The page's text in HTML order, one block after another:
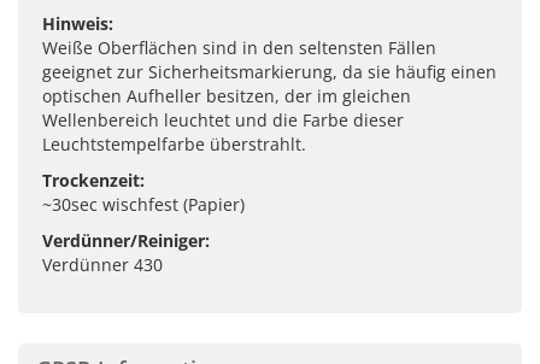
Hinweis:
Weiße Oberflächen sind in den seltensten Fällen
geeignet zur Sicherheitsmarkierung, da sie häufig einen
optischen Aufheller besitzen, der im gleichen
Wellenbereich leuchtet und die Farbe dieser
Leuchtstempelfarbe überstrahlt.
Trockenzeit:
~30sec wischfest (Papier)
Verdünner/Reiniger:
Verdünner 430